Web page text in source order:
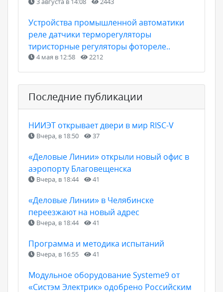
Устройства промышленной автоматики
реле датчики терморегуляторы
тиристорные регуляторы фотореле..
4 мая в 12:58 2212
Последние публикации
НИИЭТ открывает двери в мир RISC-V
Вчера, в 18:50 37
«Деловые Линии» открыли новый офис в
аэропорту Благовещенска
Вчера, в 18:44 41
«Деловые Линии» в Челябинске
переезжают на новый адрес
Вчера, в 18:44 41
Программа и методика испытаний
Вчера, в 16:55 41
Модульное оборудование Systeme9 от
«Систэм Электрик» одобрено Российским